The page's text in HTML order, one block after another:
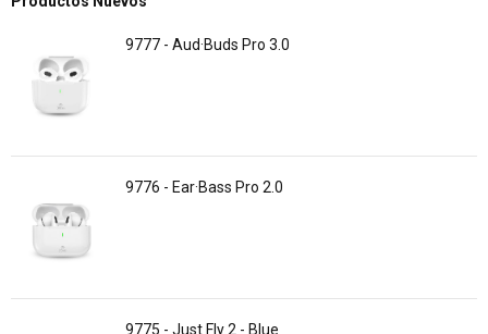
9777 - Aud·Buds Pro 3.0
9776 - Ear·Bass Pro 2.0
9775 - Just Fly 2 - Blue